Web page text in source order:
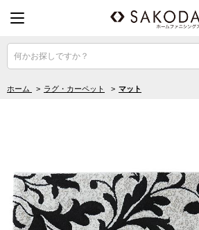
何かお探しですか？
ホーム > ラグ・カーペット > マット